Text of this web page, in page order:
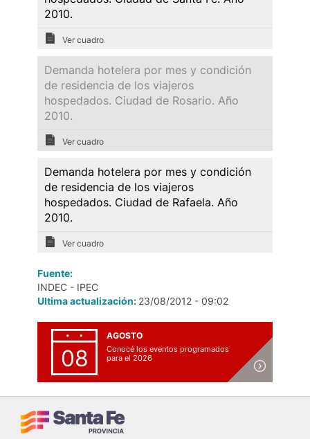
2010.
Ver cuadro
Demanda hotelera por mes y condición
de residencia de los viajeros
hospedados. Ciudad de Rosario. Año
2010.
Ver cuadro
Demanda hotelera por mes y condición
de residencia de los viajeros
hospedados. Ciudad de Rafaela. Año
2010.
Ver cuadro
Fuente:
INDEC - IPEC
Ultima actualización: 23/08/2012 - 09:02
08
AGOSTO
Conocé los eventos programados
para el 2026